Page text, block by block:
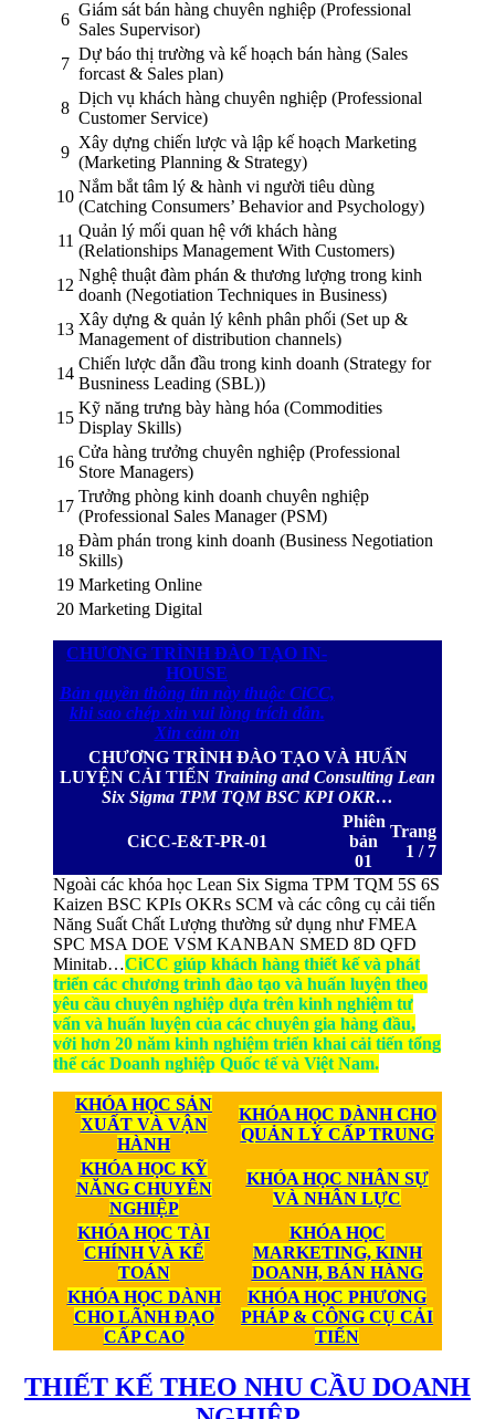
6
Giám sát bán hàng chuyên nghiệp (Professional
Sales Supervisor)
7
Dự báo thị trường và kế hoạch bán hàng (Sales
forcast & Sales plan)
8
Dịch vụ khách hàng chuyên nghiệp (Professional
Customer Service)
9
Xây dựng chiến lược và lập kế hoạch Marketing
(Marketing Planning & Strategy)
10
Nắm bắt tâm lý & hành vi người tiêu dùng
(Catching Consumers’ Behavior and Psychology)
11
Quản lý mối quan hệ với khách hàng
(Relationships Management With Customers)
12
Nghệ thuật đàm phán & thương lượng trong kinh
doanh (Negotiation Techniques in Business)
13
Xây dựng & quản lý kênh phân phối (Set up &
Management of distribution channels)
14
Chiến lược dẫn đầu trong kinh doanh (Strategy for
Busniness Leading (SBL))
15
Kỹ năng trưng bày hàng hóa (Commodities
Display Skills)
16
Cửa hàng trưởng chuyên nghiệp (Professional
Store Managers)
17
Trưởng phòng kinh doanh chuyên nghiệp
(Professional Sales Manager (PSM)
18
Đàm phán trong kinh doanh (Business Negotiation
Skills)
19 Marketing Online
20 Marketing Digital
CHƯƠNG TRÌNH ĐÀO TẠO IN-
HOUSE
Bản quyền thông tin này thuộc CiCC,
khi sao chép xin vui lòng trích dẫn.
Xin cảm ơn
CHƯƠNG TRÌNH ĐÀO TẠO VÀ HUẤN
LUYỆN CẢI TIẾN Training and Consulting Lean
Six Sigma TPM TQM BSC KPI OKR…
CiCC-E&T-PR-01
Phiên
bản
01
Trang
1 / 7
Ngoài các khóa học Lean Six Sigma TPM TQM 5S 6S
Kaizen BSC KPIs OKRs SCM và các công cụ cải tiến
Năng Suất Chất Lượng thường sử dụng như FMEA
SPC MSA DOE VSM KANBAN SMED 8D QFD
Minitab…CiCC giúp khách hàng thiết kế và phát
triển các chương trình đào tạo và huấn luyện theo
yêu cầu chuyên nghiệp dựa trên kinh nghiệm tư
vấn và huấn luyện của các chuyên gia hàng đầu,
với hơn 20 năm kinh nghiệm triển khai cải tiến tổng
thể các Doanh nghiệp Quốc tế và Việt Nam.
KHÓA HỌC SẢN
XUẤT VÀ VẬN
HÀNH
KHÓA HỌC DÀNH CHO
QUẢN LÝ CẤP TRUNG
KHÓA HỌC KỸ
NĂNG CHUYÊN
NGHIỆP
KHÓA HỌC NHÂN SỰ
VÀ NHÂN LỰC
KHÓA HỌC TÀI
CHÍNH VÀ KẾ
TOÁN
KHÓA HỌC
MARKETING, KINH
DOANH, BÁN HÀNG
KHÓA HỌC DÀNH
CHO LÃNH ĐẠO
CẤP CAO
KHÓA HỌC PHƯƠNG
PHÁP & CÔNG CỤ CẢI
TIẾN
THIẾT KẾ THEO NHU CẦU DOANH